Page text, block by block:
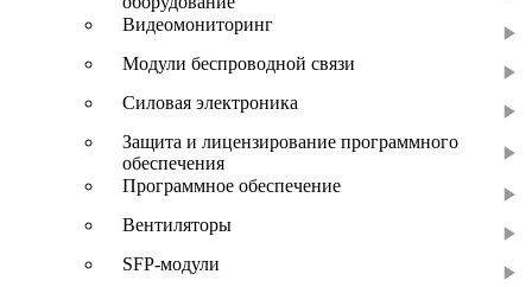
Видеомониторинг
Модули беспроводной связи
Силовая электроника
Защита и лицензирование программного
обеспечения
Программное обеспечение
Вентиляторы
SFP-модули